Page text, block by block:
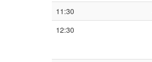
11:30
12:30